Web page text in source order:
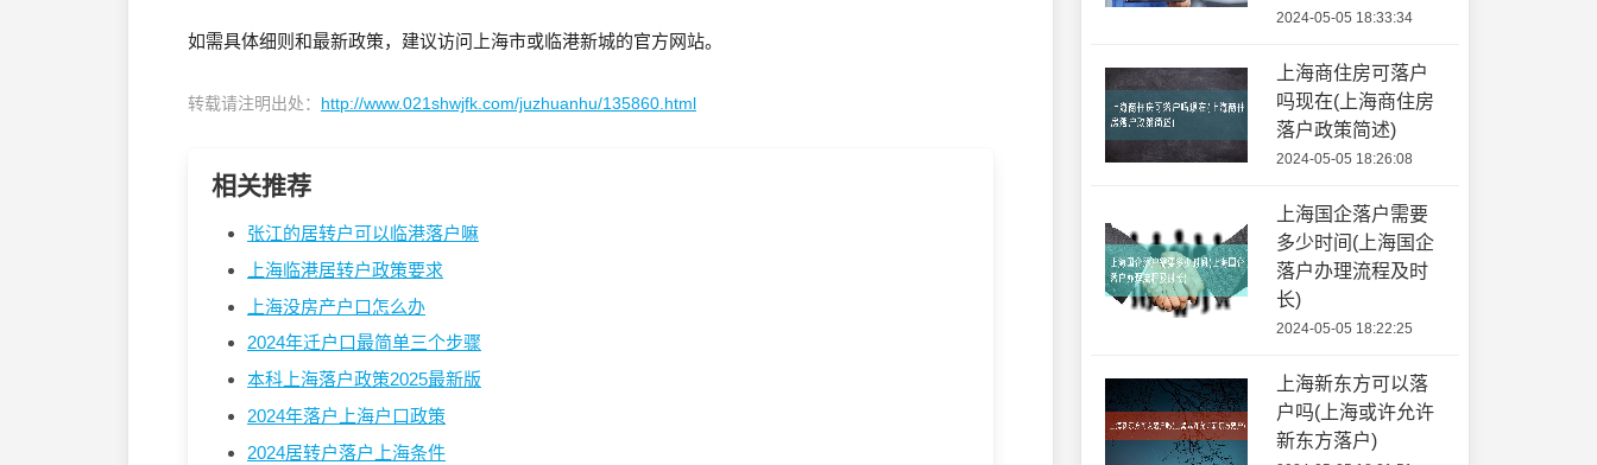
如需具体细则和最新政策，建议访问上海市或临港新城的官方网站。
转载请注明出处： http://www.021shwjfk.com/juzhuanhu/135860.html
相关推荐
张江的居转户可以临港落户嘛
上海临港居转户政策要求
上海没房产户口怎么办
2024年迁户口最简单三个步骤
本科上海落户政策2025最新版
2024年落户上海户口政策
2024居转户落户上海条件
2024-05-05 18:33:34
上海商住房可落户
吗现在(上海商住房
落户政策简述)
2024-05-05 18:26:08
上海国企落户需要
多少时间(上海国企
落户办理流程及时
长)
2024-05-05 18:22:25
上海新东方可以落
户吗(上海或许允许
新东方落户)